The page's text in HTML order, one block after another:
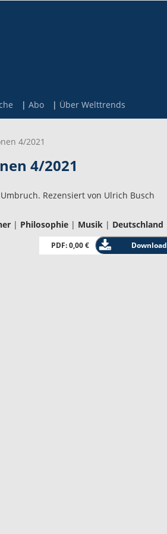
Abo Über Welttrends
4/2021
4/2021
Rezensiert von Ulrich Busch
| Philosophie | Musik | Deutschland
PDF: 0,00 € Download